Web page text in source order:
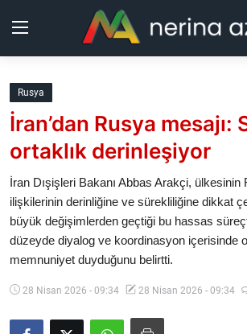
Kurdistan
Bölgeler
Güncel
Analiz
Makaleler
Galeri
Rusya
İran’dan Rusya mesajı:
ortaklık derinleşiyor
İran Dışişleri Bakanı Abbas Arakçi, ülkesinin
ilişkilerinin derinliğine ve sürekliliğine dikkat
büyük değişimlerden geçtiği bu hassas
düzeyde diyalog ve koordinasyon içerisinde
memnuniyet duyduğunu belirtti.
28 Nisan 2026 - 09:34 28 Nisan 2026 - 09:34